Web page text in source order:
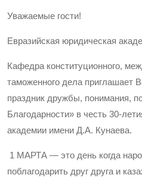
Уважаемые гости!
Евразийская юридическая
Кафедра конституционного,
таможенного дела приглашает
праздник дружбы, понимания,
Благодарности» в честь 30-
академии имени Д.А. Кунаева.
1 МАРТА — это день когда
поблагодарить друг друга и